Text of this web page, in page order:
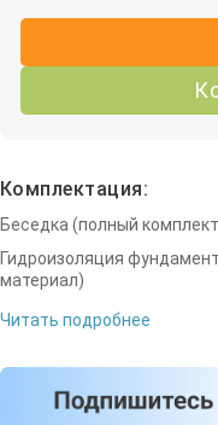
Комплектация:
Беседка (полный
Гидроизоляция
материал)
Читать подробнее